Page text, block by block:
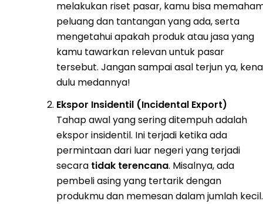
melakukan riset pasar, kamu bisa
peluang dan tantangan yang ada, serta
mengetahui apakah produk atau jasa yang
kamu tawarkan relevan untuk pasar
tersebut. Jangan sampai asal terjun ya,
dulu medannya!
Ekspor Insidentil (Incidental Export)
Tahap awal yang sering ditempuh adalah
ekspor insidentil. Ini terjadi ketika ada
permintaan dari luar negeri yang terjadi
secara tidak terencana. Misalnya, ada
pembeli asing yang tertarik dengan
produkmu dan memesan dalam jumlah kecil.